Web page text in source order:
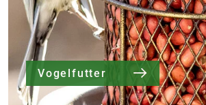
Vogelfutter